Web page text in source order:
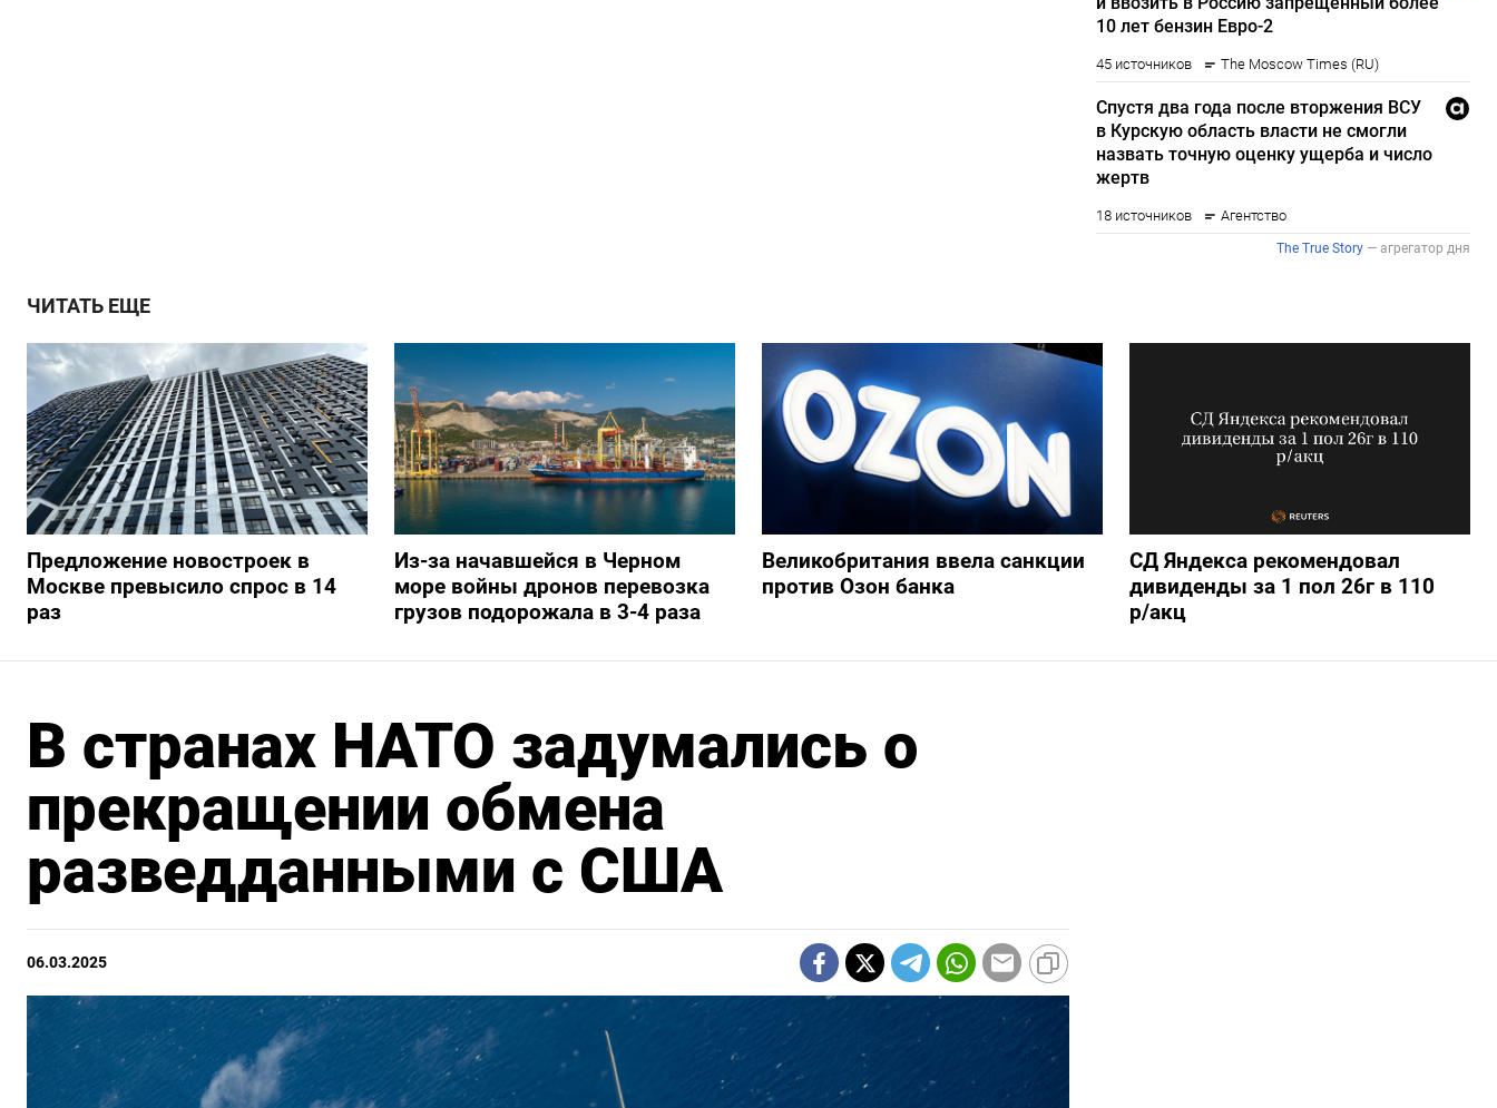
ЧИТАТЬ ЕЩЕ
Предложение новостроек в
Москве превысило спрос в 14
раз
Из-за начавшейся в Черном
море войны дронов перевозка
грузов подорожала в 3-4 раза
Великобритания ввела санкции
против Озон банка
СД Яндекса рекомендовал
дивиденды за 1 пол 26г в 110
р/акц
В странах НАТО задумались о
прекращении обмена
разведданными с США
06.03.2025